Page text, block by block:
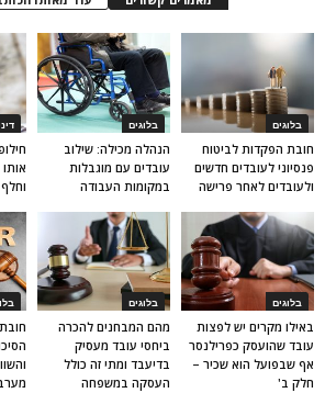
בלוגים
הנהלה מכילה: שילוב
עובדים עם מוגבלות
במקומות העבודה
בלוגים
חובת הפקדות לביטוח
פנסיוני לעובדים חדשים
ולעובדים לאחר פרישה
בלוגים
מהם המבחנים להכרה
ביחסי עובד מעסיק
בדיעבד ומתי זה כולל
העסקה במשפחה
בלוגים
באילו מקרים יש לפצות
עובד שהועסק כפרילנסר
אף שבפועל הוא שכיר –
חלק ב'